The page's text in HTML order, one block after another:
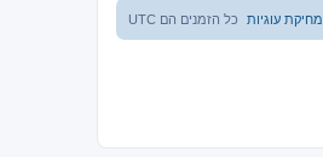
כל הזמנים הם UTC מחיקת עוגיות